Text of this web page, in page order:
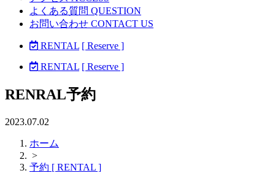
よくある質問 QUESTION
お問い合わせ CONTACT US
RENTAL [ Reserve ]
RENTAL [ Reserve ]
RENRAL予約
2023.07.02
ホーム
>
予約 [ RENTAL ]